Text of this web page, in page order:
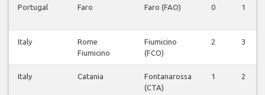
Portugal Faro Faro (FAO) 0 1
Italy
Rome
Fiumicino
Fiumicino
(FCO)
2 3
Italy Catania
Fontanarossa
(CTA)
1 2